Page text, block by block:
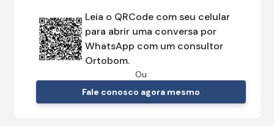
Leia o QRCode com seu celular
para abrir uma conversa por
WhatsApp com um consultor
Ortobom.
Ou
Fale conosco agora mesmo